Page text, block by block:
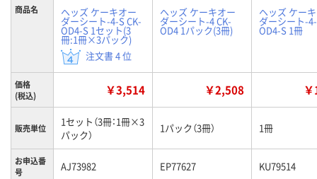
商品名 ヘッズ ケーキオー
ダーシート-4-S CK-
OD4-S 1セット(3
冊:1冊×3パック)
注文書 4 位
ヘッズ ケーキオー
ダーシート-4 CK-
OD4 1パック(3冊)
ヘッズ ケー
ダーシート-
OD4-S 1冊
価格
(税込)
￥3,514 ￥2,508
販売単位
1セット（3冊：1冊×3
パック）
1パック（3冊） 1冊
お申込番
号
AJ73982 EP77627 KU79514